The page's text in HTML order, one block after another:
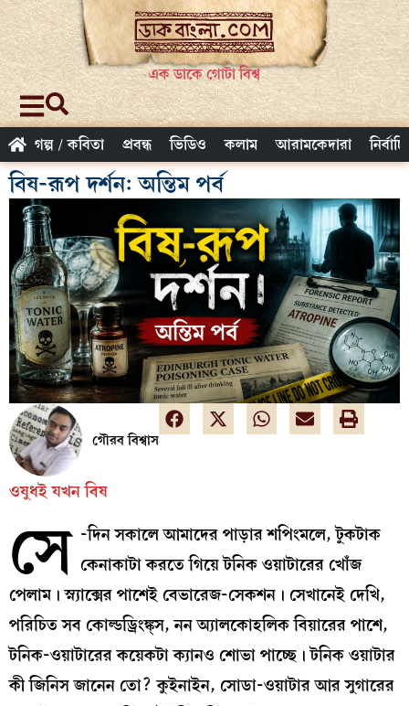
এক ডাকে গোটা বিশ্ব
গল্প / কবিতা প্রবন্ধ ভিডিও কলাম আরামকেদারা
বিষ-রূপ দর্শন: অন্তিম পর্ব
গৌরব বিশ্বাস
ওষুধই যখন বিষ
সে -দিন সকালে আমাদের পাড়ার শপিংমলে, টুকটাক
কেনাকাটা করতে গিয়ে টনিক ওয়াটারের খোঁজ
পেলাম। স্ন্যাক্সের পাশেই বেভারেজ-সেকশন। সেখানেই দেখি,
পরিচিত সব কোল্ডড্রিংঙ্ক্স, নন অ্যালকোহলিক বিয়ারের পাশে,
টনিক-ওয়াটারের কয়েকটা ক্যানও শোভা পাচ্ছে। টনিক ওয়াটার
কী জিনিস জানেন তো? কুইনাইন, সোডা-ওয়াটার আর সুগারের